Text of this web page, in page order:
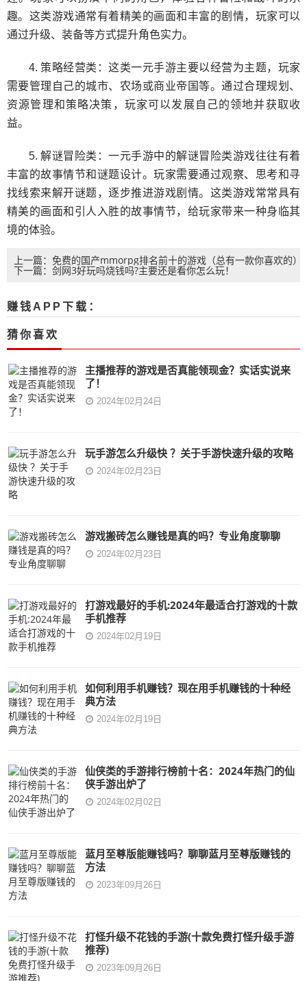
趣。这类游戏通常有着精美的画面和丰富的剧情，玩家可以
通过升级、装备等方式提升角色实力。
4. 策略经营类：这类一元手游主要以经营为主题，玩家
需要管理自己的城市、农场或商业帝国等。通过合理规划、
资源管理和策略决策，玩家可以发展自己的领地并获取收
益。
5. 解谜冒险类：一元手游中的解谜冒险类游戏往往有着
丰富的故事情节和谜题设计。玩家需要通过观察、思考和寻
找线索来解开谜题，逐步推进游戏剧情。这类游戏常常具有
精美的画面和引人入胜的故事情节，给玩家带来一种身临其
境的体验。
上一篇：免费的国产mmorpg排名前十的游戏（总有一款你喜欢的）
下一篇：剑网3好玩吗烧钱吗?主要还是看你怎么玩！
赚钱APP下载：
猜你喜欢
主播推荐的游戏是否真能领现金？实话实说来
了！
2024年02月24日
玩手游怎么升级快 ？关于手游快速升级的攻略
2024年02月23日
游戏搬砖怎么赚钱是真的吗？专业角度聊聊
2024年02月23日
打游戏最好的手机:2024年最适合打游戏的十款
手机推荐
2024年02月19日
如何利用手机赚钱？现在用手机赚钱的十种经
典方法
2024年02月19日
仙侠类的手游排行榜前十名：2024年热门的仙
侠手游出炉了
2024年02月02日
蓝月至尊版能赚钱吗？聊聊蓝月至尊版赚钱的
方法
2023年09月26日
打怪升级不花钱的手游(十款免费打怪升级手游
推荐)
2023年09月26日